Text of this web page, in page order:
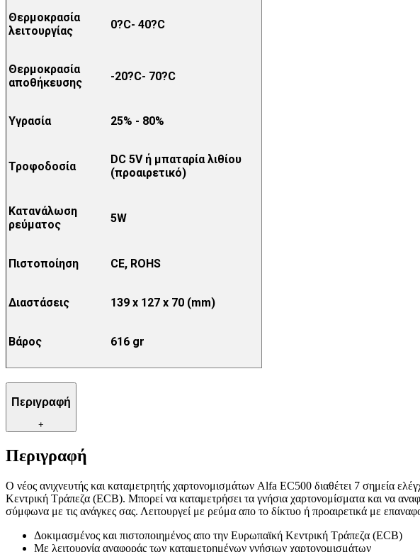
Θερμοκρασία
λειτουργίας
0?C- 40?C
Θερμοκρασία
αποθήκευσης
-20?C- 70?C
Yγρασία 25% - 80%
Τροφοδοσία
DC 5V ή μπαταρία λιθίου
(προαιρετικό)
Κατανάλωση
ρεύματος
5W
Πιστοποίηση CE, ROHS
Διαστάσεις 139 x 127 x 70 (mm)
Βάρος 616 gr
Περιγραφή
+
Περιγραφή
Ο νέος ανιχνευτής και καταμετρητής χαρτονομισμάτων Alfa EC500 διαθέτει 7 σημεία
Κεντρική Τράπεζα (ECB). Μπορεί να καταμετρήσει τα γνήσια χαρτονομίσματα και να
σύμφωνα με τις ανάγκες σας. Λειτουργεί με ρεύμα απο το δίκτυο ή προαιρετικά με
Δοκιμασμένος και πιστοποιημένος απο την Ευρωπαϊκή Κεντρική Τράπεζα (ECB)
Με λειτουργία αναφοράς των καταμετρημένων γνήσιων χαρτονομισμάτων